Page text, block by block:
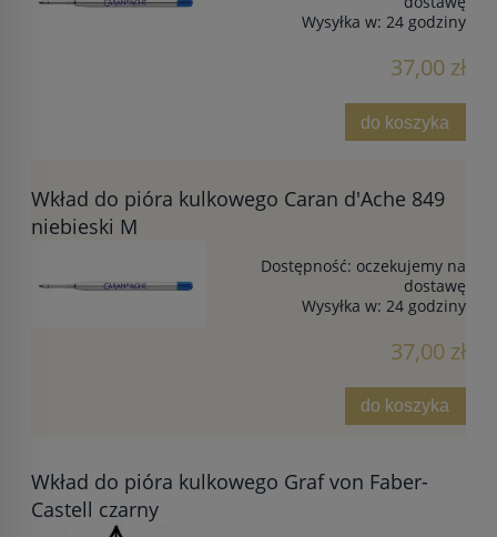
Wysyłka w: 24 godziny
37,00 zł
do koszyka
Wkład do pióra kulkowego Caran d'Ache 849
niebieski M
Dostępność: oczekujemy na
dostawę
Wysyłka w: 24 godziny
37,00 zł
do koszyka
Wkład do pióra kulkowego Graf von Faber-
Castell czarny